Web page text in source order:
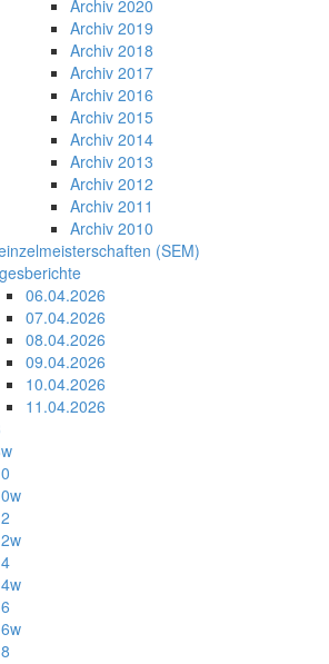
Archiv 2020
Archiv 2019
Archiv 2018
Archiv 2017
Archiv 2016
Archiv 2015
Archiv 2014
Archiv 2013
Archiv 2012
Archiv 2011
Archiv 2010
(SEM)
06.04.2026
07.04.2026
08.04.2026
09.04.2026
10.04.2026
11.04.2026